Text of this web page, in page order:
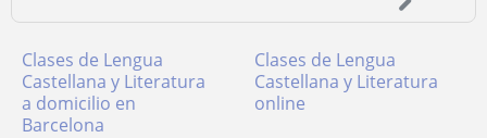
Clases de Lengua
Castellana y Literatura
a domicilio en
Barcelona
Clases de Lengua
Castellana y Literatura
online